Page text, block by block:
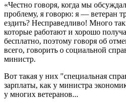
«Честно говоря, когда мы
проблему, я говорю: я — ветеран
ездить? Несправедливо! Много
которые работают и хорошо
бесплатно, поэтому говоря об
всего, говорить о социальной
министр.
Вот такая у них "специальная
зарплаты, как у министра
у многих ветеранов...